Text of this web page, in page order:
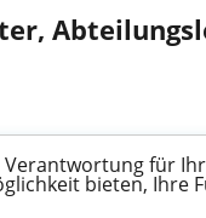
für
bieten,